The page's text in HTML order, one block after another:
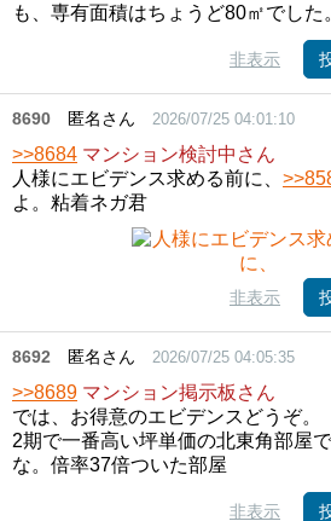
も、専有面積はちょうど80㎡でした
非表示
8690 匿名さん 2026/07/25 04:01:10
>>8684 マンション検討中さん
人様にエビデンス求める前に、
よ。粘着ネガ君
非表示
8692 匿名さん 2026/07/25 04:05:35
>>8689 マンション掲示板さん
では、お得意のエビデンスどうぞ。
2期で一番高い坪単価の北東角部屋
な。倍率37倍ついた部屋
非表示